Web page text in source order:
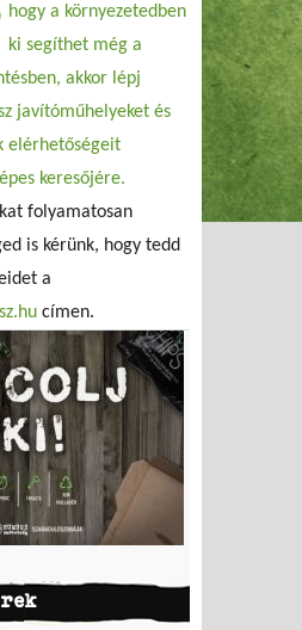
hogy a környezetedben
ki segíthet még a
akkor lépj
javítóműhelyeket és
elérhetőségeit
keresőjére.
folyamatosan
is kérünk, hogy tedd
a
címen.